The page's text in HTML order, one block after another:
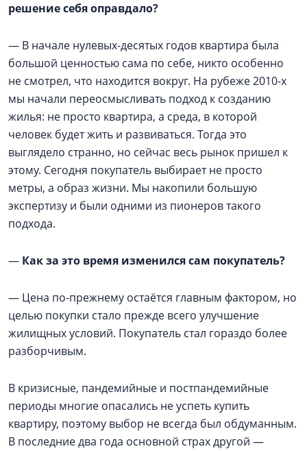
решение себя оправдало?
— В начале нулевых-десятых годов квартира была
большой ценностью сама по себе, никто особенно
не смотрел, что находится вокруг. На рубеже 2010-х
мы начали переосмысливать подход к созданию
жилья: не просто квартира, а среда, в которой
человек будет жить и развиваться. Тогда это
выглядело странно, но сейчас весь рынок пришел к
этому. Сегодня покупатель выбирает не просто
метры, а образ жизни. Мы накопили большую
экспертизу и были одними из пионеров такого
подхода.
— Как за это время изменился сам покупатель?
— Цена по-прежнему остаётся главным фактором, но
целью покупки стало прежде всего улучшение
жилищных условий. Покупатель стал гораздо более
разборчивым.
В кризисные, пандемийные и постпандемийные
периоды многие опасались не успеть купить
квартиру, поэтому выбор не всегда был обдуманным.
В последние два года основной страх другой —